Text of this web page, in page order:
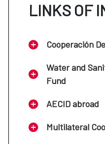
LINKS OF
Cooperación
Water and
Fund
AECID abroad
Multilateral